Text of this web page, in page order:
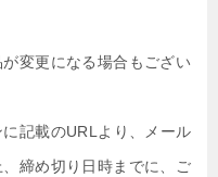
変更になる場合もござい
記載のURLより、メール
締め切り日時までに、ご